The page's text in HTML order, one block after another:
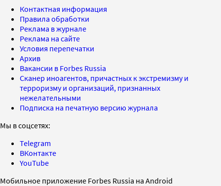
Контактная информация
Правила обработки
Реклама в журнале
Реклама на сайте
Условия перепечатки
Архив
Вакансии в Forbes Russia
Сканер иноагентов, причастных к экстремизму и
терроризму и организаций, признанных
нежелательными
Подписка на печатную версию журнала
Мы в соцсетях:
Telegram
ВКонтакте
YouTube
Мобильное приложение Forbes Russia на Android